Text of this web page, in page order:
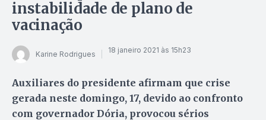
instabilidade de plano de
vacinação
Karine Rodrigues 18 janeiro 2021 às 15h23
Auxiliares do presidente afirmam que crise
gerada neste domingo, 17, devido ao confronto
com governador Dória, provocou sérios